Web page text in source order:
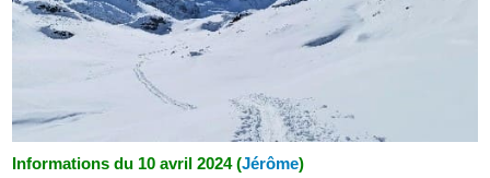
Informations du 10 avril 2024 (Jérôme)